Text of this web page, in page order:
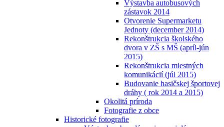
Výstavba autobusových
zástavok 2014
Otvorenie Supermarketu
Jednoty (december 2014)
Rekonštrukcia školského
dvora v ZŠ s MŠ (apríl-jún
2015)
Rekonštrukcia miestných
komunikácií (júl 2015)
Budovanie hasičskej športovej
dráhy ( rok 2014 a 2015)
Okolitá príroda
Fotografie z obce
Historické fotografie